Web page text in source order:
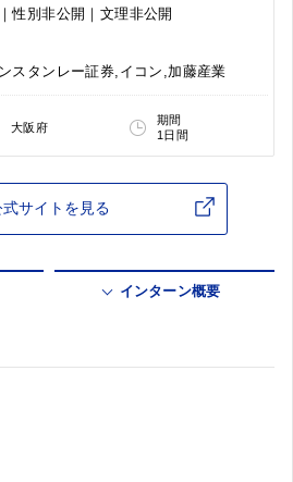
性別非公開｜文理非公開
スタンレー証券,イコン,加藤産業
大阪府
期間
1日間
式サイトを見る
インターン概要